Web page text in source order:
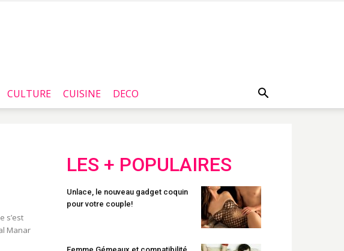
CULTURE CUISINE DECO
s’est
Manar
LES + POPULAIRES
Unlace, le nouveau gadget coquin
pour votre couple!